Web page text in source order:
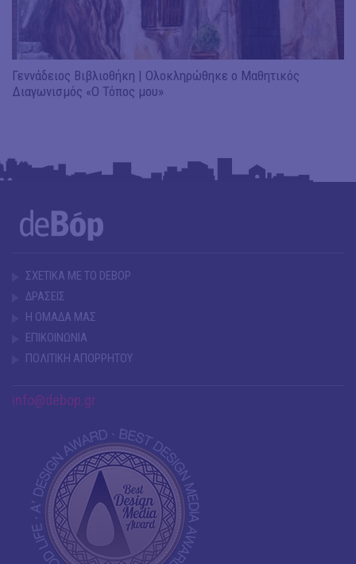
Γεννάδειος Βιβλιοθήκη | Ολοκληρώθηκε ο Μαθητικός
Διαγωνισμός «Ο Τόπος μου»
ΣΧΕΤΙΚΑ ΜΕ ΤΟ DEBOP
ΔΡΑΣΕΙΣ
Η ΟΜΑΔΑ ΜΑΣ
ΕΠΙΚΟΙΝΩΝΙΑ
ΠΟΛΙΤΙΚΗ ΑΠΟΡΡΗΤΟΥ
info@debop.gr